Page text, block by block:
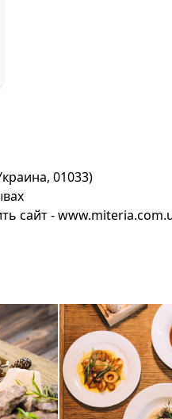
01033)
сайт -